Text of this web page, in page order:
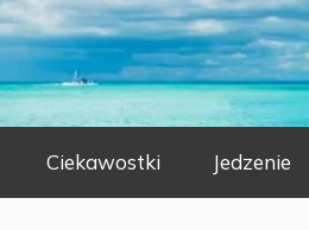
Ciekawostki Jedzenie